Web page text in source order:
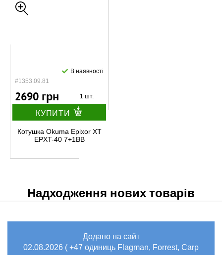
#1353.09.81
В наявності
2690 грн 1 шт.
КУПИТИ
Котушка Okuma Epixor XT
EPXT-40 7+1BB
Надходження нових товарів
Додано на сайт
02.08.2026 ( +47 одиниць Flagman, Forrest, Carp